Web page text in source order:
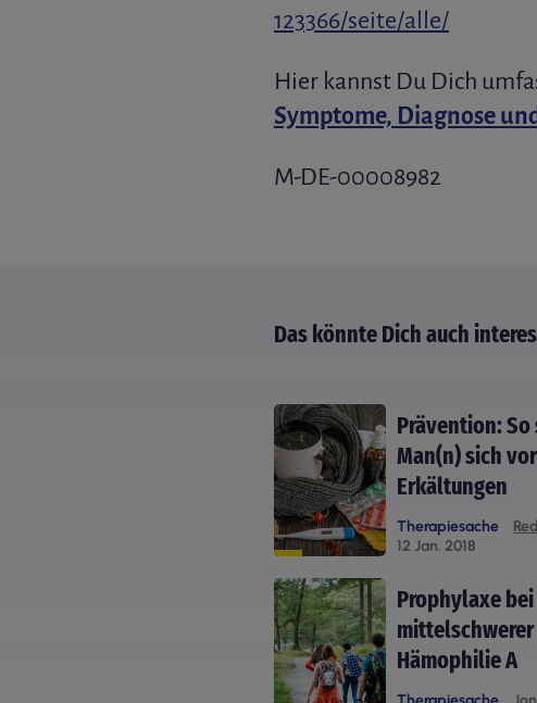
123366/seite/alle/
Hier kannst Du Dich
Symptome, Diagnose
M-DE-00008982
Das könnte Dich auch
Prävention:
Man(n) sich vor
Erkältungen
Therapiesache
12 Jan. 2018
Prophylaxe bei
mittelschwerer
Hämophilie A